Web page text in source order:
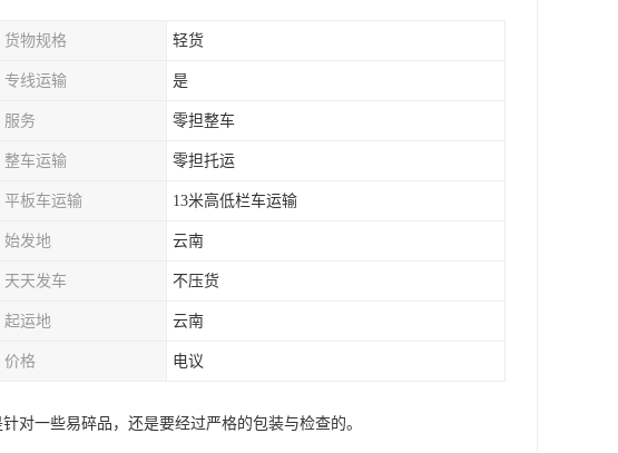
货物规格 轻货
专线运输 是
服务 零担整车
整车运输 零担托运
平板车运输 13米高低栏车运输
始发地 云南
天天发车 不压货
起运地 云南
价格 电议
对一些易碎品，还是要经过严格的包装与检查的。